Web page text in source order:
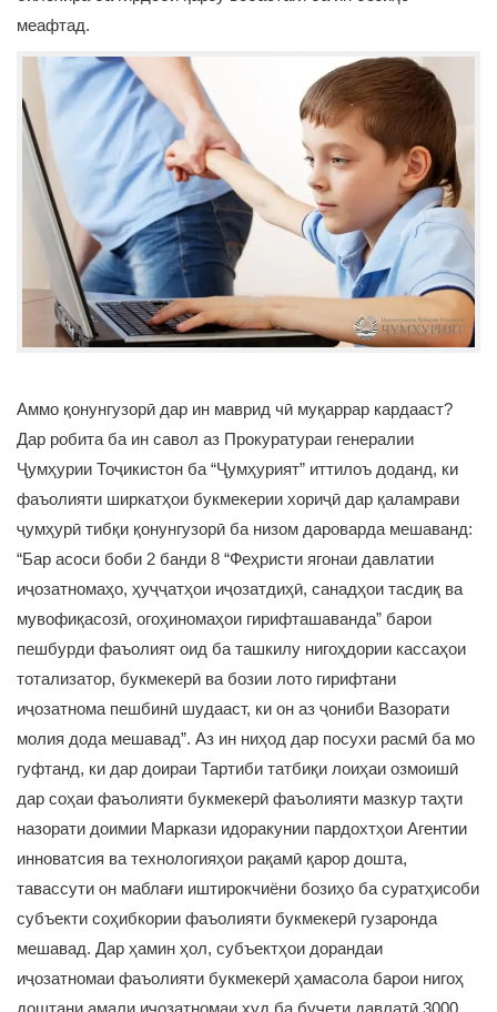
меафтад.
Аммо қонунгузорӣ дар ин маврид чӣ муқаррар кардааст?
Дар робита ба ин савол аз Прокуратураи генералии
Ҷумҳурии Тоҷикистон ба “Ҷумҳурият” иттилоъ доданд, ки
фаъолияти ширкатҳои букмекерии хориҷӣ дар қаламрави
ҷумҳурӣ тибқи қонунгузорӣ ба низом дароварда мешаванд:
“Бар асоси боби 2 банди 8 “Феҳристи ягонаи давлатии
иҷозатномаҳо, ҳуҷҷатҳои иҷозатдиҳӣ, санадҳои тасдиқ ва
мувофиқасозӣ, огоҳиномаҳои гирифташаванда” барои
пешбурди фаъолият оид ба ташкилу нигоҳдории кассаҳои
тотализатор, букмекерӣ ва бозии лото гирифтани
иҷозатнома пешбинӣ шудааст, ки он аз ҷониби Вазорати
молия дода мешавад”. Аз ин ниҳод дар посухи расмӣ ба мо
гуфтанд, ки дар доираи Тартиби татбиқи лоиҳаи озмоишӣ
дар соҳаи фаъолияти букмекерӣ фаъолияти мазкур таҳти
назорати доимии Маркази идоракунии пардохтҳои Агентии
инноватсия ва технологияҳои рақамӣ қарор дошта,
тавассути он маблағи иштирокчиёни бозиҳо ба суратҳисоби
субъекти соҳибкории фаъолияти букмекерӣ гузаронда
мешавад. Дар ҳамин ҳол, субъектҳои дорандаи
иҷозатномаи фаъолияти букмекерӣ ҳамасола барои нигоҳ
доштани амали иҷозатномаи худ ба буҷети давлатӣ 3000